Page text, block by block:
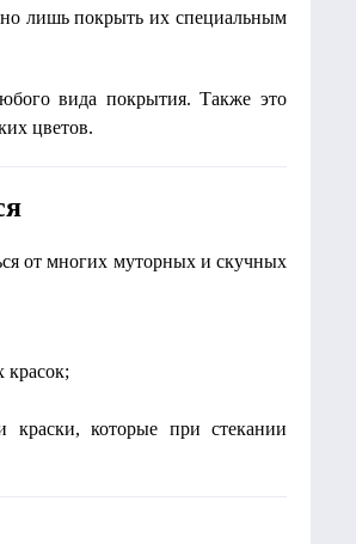
лишь покрыть их специальным
вида покрытия. Также это
цветов.
от многих муторных и скучных
красок;
краски, которые при стекании